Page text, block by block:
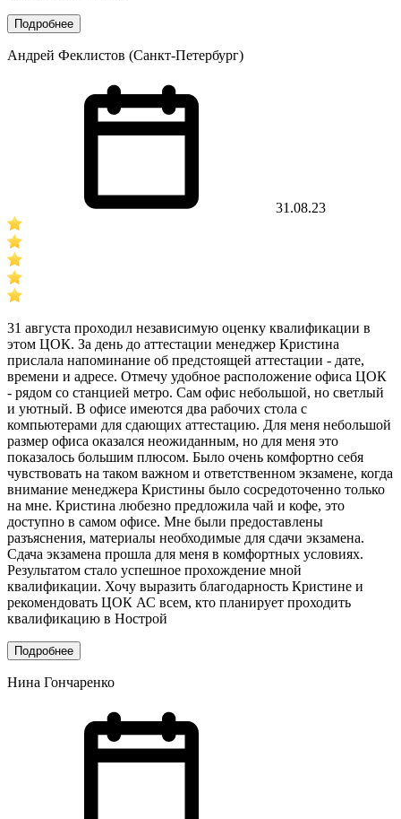
Подробнее
Андрей Феклистов (Санкт-Петербург)
31.08.23
31 августа проходил независимую оценку квалификации в
этом ЦОК. За день до аттестации менеджер Кристина
прислала напоминание об предстоящей аттестации - дате,
времени и адресе. Отмечу удобное расположение офиса ЦОК
- рядом со станцией метро. Сам офис небольшой, но светлый
и уютный. В офисе имеются два рабочих стола с
компьютерами для сдающих аттестацию. Для меня небольшой
размер офиса оказался неожиданным, но для меня это
показалось большим плюсом. Было очень комфортно себя
чувствовать на таком важном и ответственном экзамене, когда
внимание менеджера Кристины было сосредоточенно только
на мне. Кристина любезно предложила чай и кофе, это
доступно в самом офисе. Мне были предоставлены
разъяснения, материалы необходимые для сдачи экзамена.
Сдача экзамена прошла для меня в комфортных условиях.
Результатом стало успешное прохождение мной
квалификации. Хочу выразить благодарность Кристине и
рекомендовать ЦОК АС всем, кто планирует проходить
квалификацию в Нострой
Подробнее
Нина Гончаренко